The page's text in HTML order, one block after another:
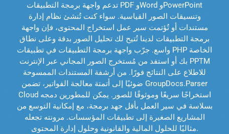
تدعم واجهة برمجة التطبيقات PDF وWord وPowerPoint
وتنسيقات الصور القياسية. سواء كنت تُنشئ نظام إدارة
مستندات أو تُؤتمت سير عمل استخراج المحتوى، فإن واجهة
برمجة التطبيقات لدينا تُتيح لك تحليل الصور بدقة وعلى نطاق
واسع. جرّب واجهة برمجة التطبيقات في تطبيقات PHP الخاصة
بك أو استفد من مُستخرج الصور المجاني عبر الإنترنت PPTM
للاطلاع على النتائج فورًا. من أرشفة المستندات الممسوحة
ضوئيًا إلى أتمتة معالجة الفواتير، تضمن GroupDocs.Parser
Cloud استخراجًا سريعًا وموثوقًا للصور. يمكن للمطورين دمجه
بسلاسة في سير العمل بأقل جهد برمجة، مع إمكانية التوسع من
المشاريع الصغيرة إلى تطبيقات المؤسسات. مرونته تجعله
مثاليًا للحلول المالية والقانونية وحلول إدارة المحتوى.